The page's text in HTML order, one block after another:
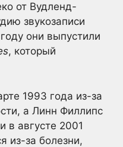
от Вудленд-
звукозаписи
они выпустили
, который
1993 года из-за
а Линн Филлипс
в августе 2001
из-за болезни,